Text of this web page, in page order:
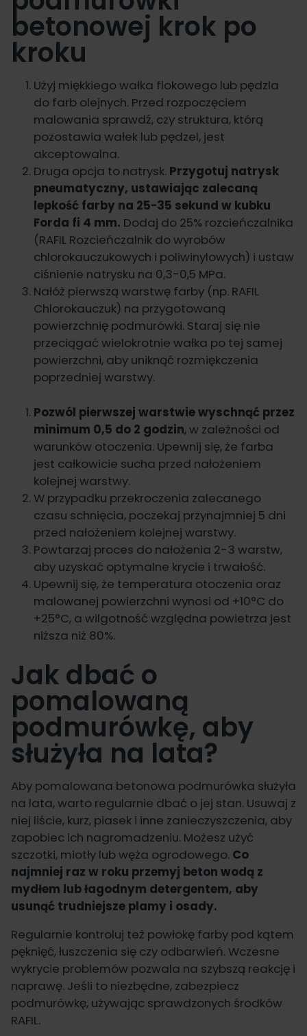
betonowej krok po
kroku
Użyj miękkiego wałka flokowego lub pędzla
do farb olejnych. Przed rozpoczęciem
malowania sprawdź, czy struktura, którą
pozostawia wałek lub pędzel, jest
akceptowalna.
Druga opcja to natrysk. Przygotuj natrysk
pneumatyczny, ustawiając zalecaną
lepkość farby na 25-35 sekund w kubku
Forda fi 4 mm. Dodaj do 25% rozcieńczalnika
(RAFIL Rozcieńczalnik do wyrobów
chlorokauczukowych i poliwinylowych) i ustaw
ciśnienie natrysku na 0,3-0,5 MPa.
Nałóż pierwszą warstwę farby (np. RAFIL
Chlorokauczuk) na przygotowaną
powierzchnię podmurówki. Staraj się nie
przeciągać wielokrotnie wałka po tej samej
powierzchni, aby uniknąć rozmiękczenia
poprzedniej warstwy.
Pozwól pierwszej warstwie wyschnąć przez
minimum 0,5 do 2 godzin, w zależności od
warunków otoczenia. Upewnij się, że farba
jest całkowicie sucha przed nałożeniem
kolejnej warstwy.
W przypadku przekroczenia zalecanego
czasu schnięcia, poczekaj przynajmniej 5 dni
przed nałożeniem kolejnej warstwy.
Powtarzaj proces do nałożenia 2-3 warstw,
aby uzyskać optymalne krycie i trwałość.
Upewnij się, że temperatura otoczenia oraz
malowanej powierzchni wynosi od +10°C do
+25°C, a wilgotność względna powietrza jest
niższa niż 80%.
Jak dbać o
pomalowaną
podmurówkę, aby
służyła na lata?
Aby pomalowana betonowa podmurówka służyła
na lata, warto regularnie dbać o jej stan. Usuwaj z
niej liście, kurz, piasek i inne zanieczyszczenia, aby
zapobiec ich nagromadzeniu. Możesz użyć
szczotki, miotły lub węża ogrodowego. Co
najmniej raz w roku przemyj beton wodą z
mydłem lub łagodnym detergentem, aby
usunąć trudniejsze plamy i osady.
Regularnie kontroluj też powłokę farby pod kątem
pęknięć, łuszczenia się czy odbarwień. Wczesne
wykrycie problemów pozwala na szybszą reakcję i
naprawę. Jeśli to niezbędne, zabezpiecz
podmurówkę, używając sprawdzonych środków
RAFIL.